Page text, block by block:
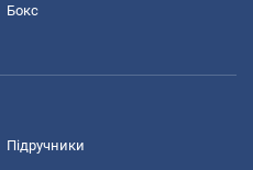
Бокс
Підручники